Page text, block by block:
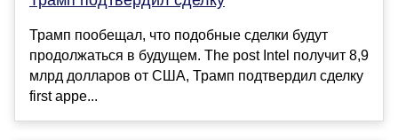
Трамп пообещал, что подобные сделки будут
продолжаться в будущем. The post Intel получит 8,9
млрд долларов от США, Трамп подтвердил сделку
first appe...